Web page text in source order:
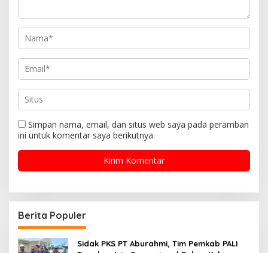
Simpan nama, email, dan situs web saya pada peramban
ini untuk komentar saya berikutnya.
Berita Populer
Sidak PKS PT Aburahmi, Tim Pemkab PALI